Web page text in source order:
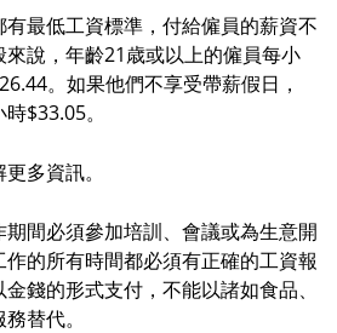
最低工資標準，付給僱員的薪資不
說，年齡21歳或以上的僱員每小
。如果他們不享受帶薪假日，
$33.05。
多資訊。
間必須參加培訓、會議或為生意開
的所有時間都必須有正確的工資報
錢的形式支付，不能以諸如食品、
替代。